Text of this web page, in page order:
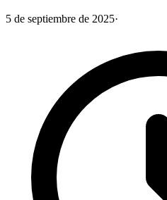
5 de septiembre de 2025·